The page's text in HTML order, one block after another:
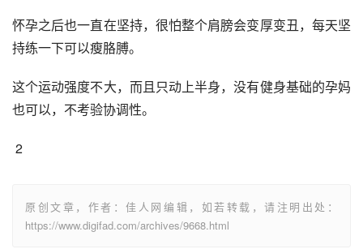
怀孕之后也一直在坚持，很怕整个肩膀会变厚变丑，每天坚
持练一下可以瘦胳膊。
这个运动强度不大，而且只动上半身，没有健身基础的孕妈
也可以，不考验协调性。
2
原创文章，作者：佳人网编辑，如若转载，请注明出处：
https://www.digifad.com/archives/9668.html